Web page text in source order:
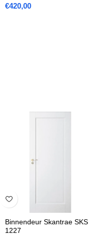
€420,00
Binnendeur Skantrae SKS
1227